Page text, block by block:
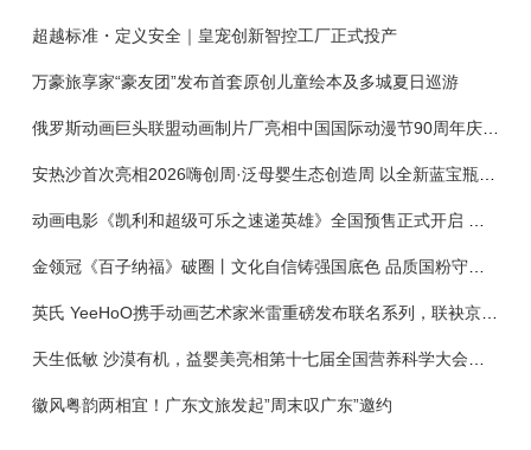
超越标准・定义安全｜皇宠创新智控工厂正式投产
万豪旅享家“豪友团”发布首套原创儿童绘本及多城夏日巡游
俄罗斯动画巨头联盟动画制片厂亮相中国国际动漫节90周年庆开启中国之旅新篇章
金领冠《百子纳福》破圈丨文化自信铸强国底色 品质国粉守护新生
英氏 YeeHoO携手动画艺术家米雷重磅发布联名系列，联袂京东深化全渠道战略
徽风粤韵两相宜！广东文旅发起”周末叹广东”邀约